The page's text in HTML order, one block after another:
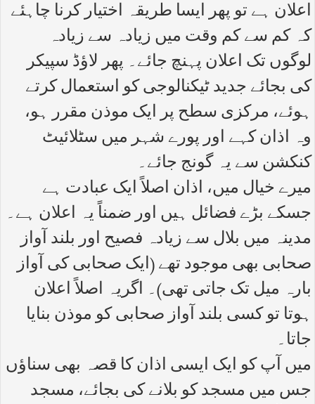
اعلان ہے تو پھر ایسا طریقہ اختیار کرنا چاہئے
کہ کم سے کم وقت میں زیادہ سے زیادہ
لوگوں تک اعلان پہنچ جائے۔ پھر لاؤڈ سپیکر
کی بجائے جدید ٹیکنالوجی کو استعمال کرتے
ہوئے، مرکزی سطح پر ایک موذن مقرر ہو،
وہ اذان کہے اور پورے شہر میں سٹلائیٹ
کنکشن سے یہ گونج جائے۔
میرے خیال میں، اذان اصلاً ایک عبادت ہے
جسکے بڑے فضائل ہیں اور ضمناً یہ اعلان ہے۔
مدینہ میں بلال سے زیادہ فصیح اور بلند آواز
صحابی بھی موجود تھے (ایک صحابی کی آواز
بارہ میل تک جاتی تھی)۔ اگریہ اصلاً اعلان
ہوتا تو کسی بلند آواز صحابی کو موذن بنایا
جاتا۔
میں آپ کو ایک ایسی اذان کا قصہ بھی سناؤں
جس میں مسجد کو بلانے کی بجائے، مسجد